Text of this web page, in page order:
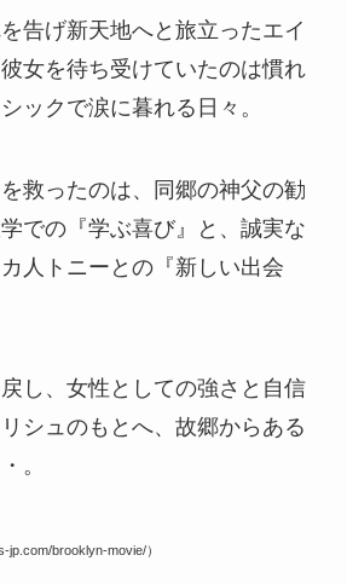
告げ新天地へと旅立ったエイ
女を待ち受けていたのは慣れ
ックで涙に暮れる日々。
救ったのは、同郷の神父の勧
での『学ぶ喜び』と、誠実な
人トニーとの『新しい出会
し、女性としての強さと自信
シュのもとへ、故郷からある
。
jp.com/brooklyn-movie/）